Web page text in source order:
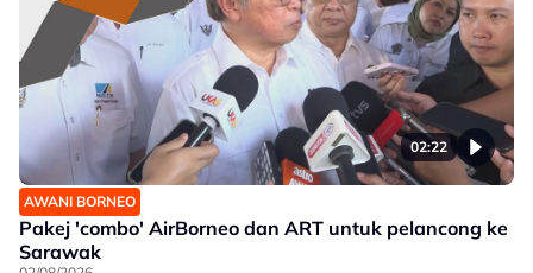
02:22
AWANI BORNEO
Pakej 'combo' AirBorneo dan ART untuk pelancong ke
Sarawak